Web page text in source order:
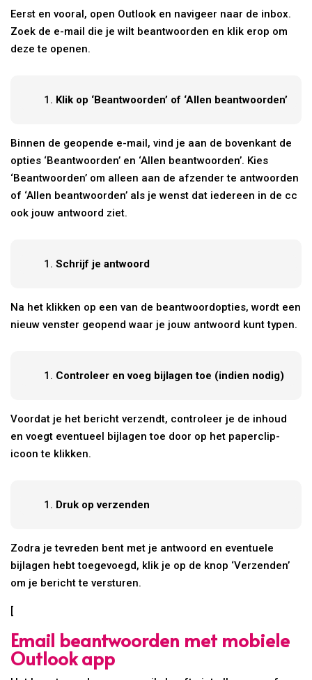
Eerst en vooral, open Outlook en navigeer naar de inbox.
Zoek de e-mail die je wilt beantwoorden en klik erop om
deze te openen.
Klik op ‘Beantwoorden’ of ‘Allen beantwoorden’
Binnen de geopende e-mail, vind je aan de bovenkant de
opties ‘Beantwoorden’ en ‘Allen beantwoorden’. Kies
‘Beantwoorden’ om alleen aan de afzender te antwoorden
of ‘Allen beantwoorden’ als je wenst dat iedereen in de cc
ook jouw antwoord ziet.
Schrijf je antwoord
Na het klikken op een van de beantwoordopties, wordt een
nieuw venster geopend waar je jouw antwoord kunt typen.
Controleer en voeg bijlagen toe (indien nodig)
Voordat je het bericht verzendt, controleer je de inhoud
en voegt eventueel bijlagen toe door op het paperclip-
icoon te klikken.
Druk op verzenden
Zodra je tevreden bent met je antwoord en eventuele
bijlagen hebt toegevoegd, klik je op de knop ‘Verzenden’
om je bericht te versturen.
[
Email beantwoorden met mobiele
Outlook app